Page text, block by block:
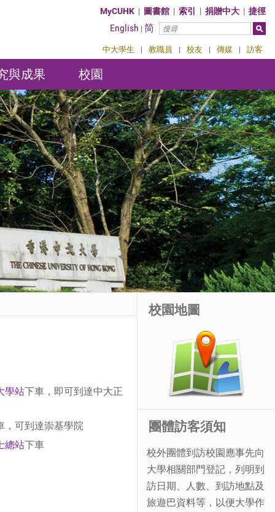
MyCUHK | 圖書館 | 索引 | 捐贈中大 | 捷徑
English | 简
中大學生 | 教職員 | 校友 | 傳媒 | 訪客
與成果 校園
學站下車，即可到達中大正
，可到達崇基學院
總站下車
校園地圖
團體訪客須知
校外團體到訪校園應事先向
大學相關部門登記，列明到
訪日期、人數、到訪地點及
旅遊巴資料等，以便大學作